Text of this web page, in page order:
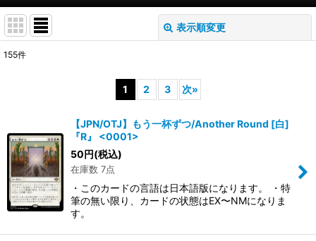
表示順変更
155件
1 2 3 次»
【JPN/OTJ】もう一杯ずつ/Another Round [白]
『R』 <0001>
50円(税込)
在庫数 7点
・このカードの言語は日本語版になります。 ・特
筆の無い限り、カードの状態はEX〜NMになりま
す。